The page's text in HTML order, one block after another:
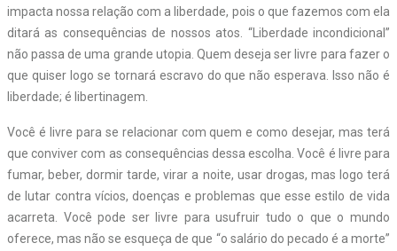
impacta nossa relação com a liberdade, pois o que fazemos com ela
ditará as consequências de nossos atos. “Liberdade incondicional”
não passa de uma grande utopia. Quem deseja ser livre para fazer o
que quiser logo se tornará escravo do que não esperava. Isso não é
liberdade; é libertinagem.
Você é livre para se relacionar com quem e como desejar, mas terá
que conviver com as consequências dessa escolha. Você é livre para
fumar, beber, dormir tarde, virar a noite, usar drogas, mas logo terá
de lutar contra vícios, doenças e problemas que esse estilo de vida
acarreta. Você pode ser livre para usufruir tudo o que o mundo
oferece, mas não se esqueça de que “o salário do pecado é a morte”